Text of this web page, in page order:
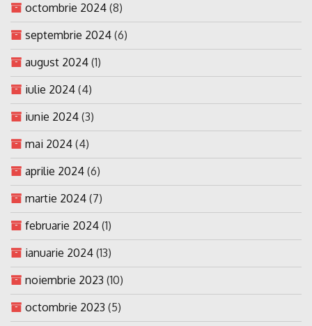
octombrie 2024 (8)
septembrie 2024 (6)
august 2024 (1)
iulie 2024 (4)
iunie 2024 (3)
mai 2024 (4)
aprilie 2024 (6)
martie 2024 (7)
februarie 2024 (1)
ianuarie 2024 (13)
noiembrie 2023 (10)
octombrie 2023 (5)